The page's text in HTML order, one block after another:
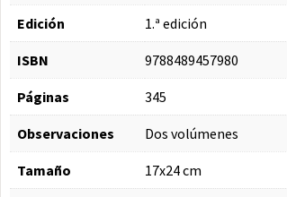
Edición 1.ª edición
ISBN 9788489457980
Páginas 345
Observaciones Dos volúmenes
Tamaño 17x24 cm